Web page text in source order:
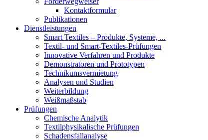
Kontaktformular
Publikationen
Dienstleistungen
Smart Textiles – Produkte, Systeme, ...
Textil- und Smart-Textiles-Prüfungen
Innovative Verfahren und Produkte
Demonstratoren und Prototypen
Technikumsvermietung
Analysen und Studien
Weiterbildung
Weißmaßstab
Prüfungen
Chemische Analytik
Textilphysikalische Prüfungen
Schadensfallanalyse